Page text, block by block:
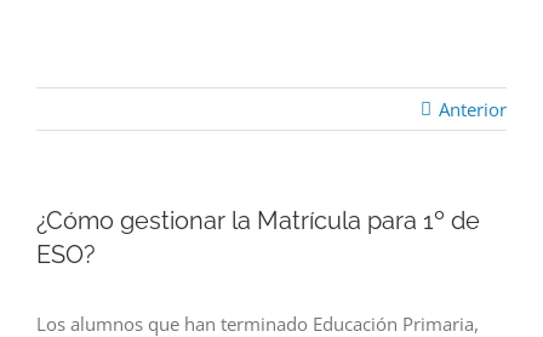
Anterior
¿Cómo gestionar la Matrícula para 1º de
ESO?
Los alumnos que han terminado Educación Primaria,